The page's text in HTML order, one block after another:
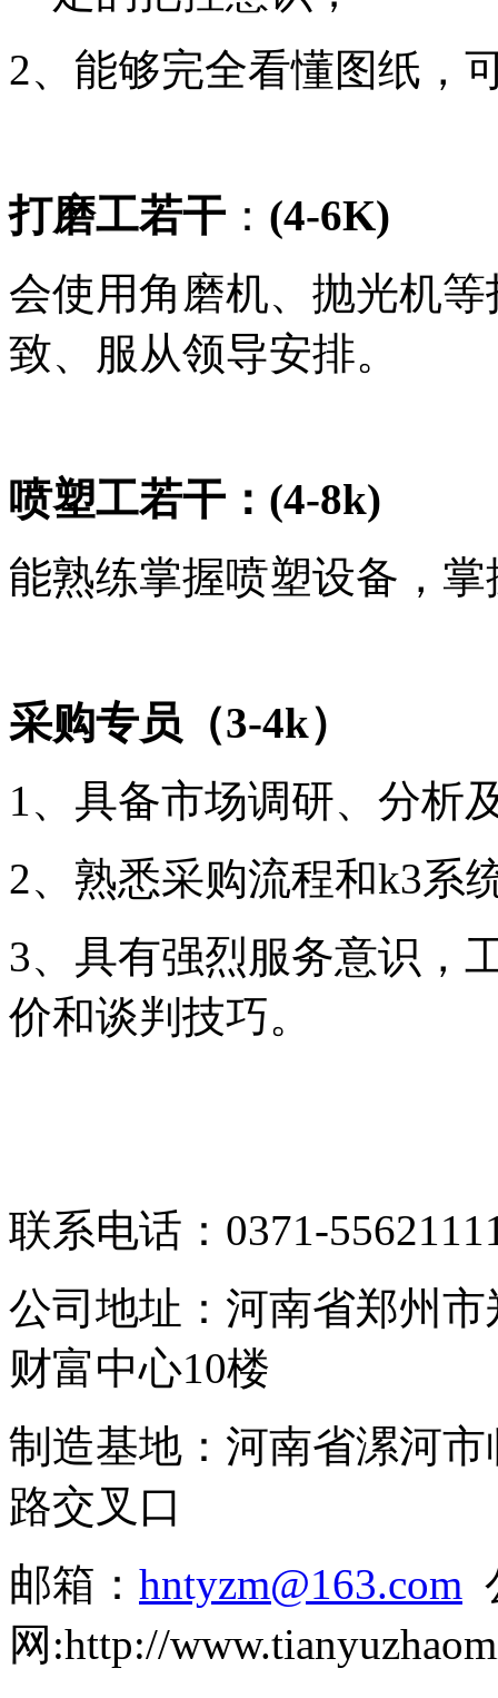
2、能够完全看懂图纸，
打磨工若干： (4-6K)
会使用角磨机、抛光机
致、服从领导安排。
喷塑工若干： (4-8k)
能熟练掌握喷塑设备，
采购专员（3-4k）
1、具备市场调研、分析
2、熟悉采购流程和k3系
3、具有强烈服务意识，
价和谈判技巧。
联系电话： 0371-
公司地址：河南省郑州
财富中心10楼
制造基地：河南省漯河
路交叉口
邮箱： hntyzm@163.com
网 :http://